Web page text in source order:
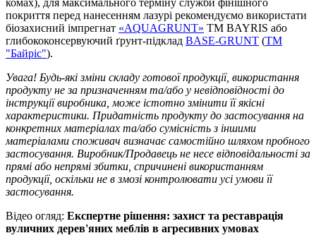
покриття перед нанесенням лазурі рекомендуємо використати
біозахисний імпрегнат «AQUAGRUNT» ТМ BAYRIS або
глибококонсервуючий ґрунт-підклад BASE-GRUNT (ТМ
"Байріс").
Увага! Будь-які зміни складу готової продукції, використання
продукту не за призначенням та/або у невідповідності до
інструкції виробника, може істотно змінити її якісні
характеристики. Придатність продукту до застосування на
конкретних матеріалах та/або сумісність з іншими
матеріалами споживач визначає самостійно шляхом пробного
застосування. Виробник/Продавець не несе відповідальності за
прямі або непрямі збитки, спричинені використанням
продукції, оскільки не в змозі контролювати усі умови її
застосування.
Відео огляд: Експертне рішення: захист та реставрація
вуличних дерев'яних меблів в агресивних умовах